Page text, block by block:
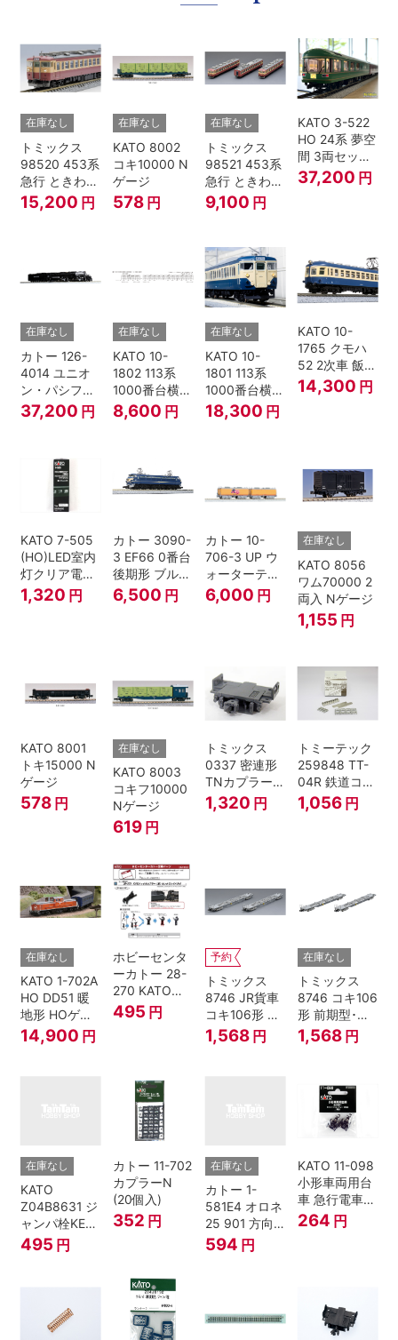
在庫なし
トミックス
98520 453系
急行 ときわ
基本4両セッ
ト Nゲージ
15,200 円
在庫なし
KATO 8002
コキ10000 N
ゲージ
578 円
在庫なし
トミックス
98521 453系
急行 ときわ
増結3両セッ
ト Nゲージ
9,100 円
KATO 3-522
HO 24系 夢空
間 3両セット
HOゲージ
37,200 円
在庫なし
カトー 126-
4014 ユニオ
ン・パシフィ
ック鉄道 ビッ
グボーイ＃
37,200 円
在庫なし
KATO 10-
1802 113系
1000番台横須
賀・総武快速
線 増結4両セ
8,600 円
在庫なし
KATO 10-
1801 113系
1000番台横須
賀・総武快速
線 基本7両セ
18,300 円
KATO 10-
1765 クモハ
52 2次車 飯田
線 4両セット
Nゲージ
14,300 円
KATO 7-505
(HO)LED室内
灯クリア電球
色
1,320 円
カトー 3090-
3 EF66 0番台
後期形 ブルー
トレイン牽引
機
6,500 円
カトー 10-
706-3 UP ウ
ォーターテン
ダー 2両入
6,000 円
在庫なし
KATO 8056
ワム70000 2
両入 Nゲージ
1,155 円
KATO 8001
トキ15000 N
ゲージ
578 円
在庫なし
KATO 8003
コキフ10000
Nゲージ
619 円
トミックス
0337 密連形
TNカプラー
(6個入・SPタ
イプ)
1,320 円
トミーテック
259848 TT-
04R 鉄道コレ
クション
1,056 円
在庫なし
KATO 1-702A
HO DD51 暖
地形 HOゲー
ジ
14,900 円
ホビーセンタ
ーカトー 28-
270 KATOナ
ックルカプラ
ー 黒 センタ
495 円
予約
トミックス
8746 JR貨車
コキ106形 前
期型･新塗装･
コンテナな
1,568 円
在庫なし
トミックス
8746 コキ106
形 前期型･新
塗装･コンテ
ナなし･2両セ
1,568 円
在庫なし
KATO
Z04B8631 ジ
ャンパ栓KE76
濃青 ランナー
495 円
カトー 11-702
カプラーN
(20個入)
352 円
在庫なし
カトー 1-
581E4 オロネ
25 901 方向
幕 4両分
594 円
KATO 11-098
小形車両用台
車 急行電車1
Bトレインシ
ョーティー 対
264 円